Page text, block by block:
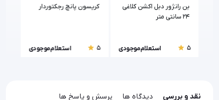
بن رانژور دبل اکشن کلاغی
24 سانتی متر
5 استعلام موجودی
کریسون پانچ رجکتوردار
5 استعلام موجودی
نقد و بررسی دیدگاه ها پرسش و پاسخ ها